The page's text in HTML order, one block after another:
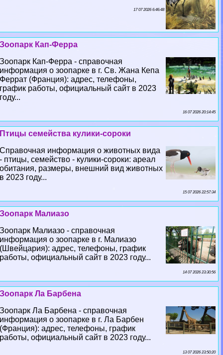
17 07 2026 6:46:48
Зоопарк Кап-Ферра
Зоопарк Кап-Ферра - справочная
информация о зоопарке в г. Св. Жана Кепа
Феррат (Франция): адрес, телефоны,
график работы, официальный сайт в 2023
году...
16 07 2026 20:14:45
Птицы семейства кулики-сороки
Справочная информация о животных вида
- птицы, семейство - кулики-сороки: ареал
обитания, размеры, внешний вид животных
в 2023 году...
15 07 2026 22:57:34
Зоопарк Малиазо
Зоопарк Малиазо - справочная
информация о зоопарке в г. Малиазо
(Швейцария): адрес, телефоны, график
работы, официальный сайт в 2023 году...
14 07 2026 23:30:56
Зоопарк Ла Барбена
Зоопарк Ла Барбена - справочная
информация о зоопарке в г. Ла Барбен
(Франция): адрес, телефоны, график
работы, официальный сайт в 2023 году...
13 07 2026 23:50:20